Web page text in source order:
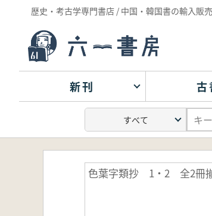
歴史・考古学専門書店 / 中国・韓国書の輸入販
新刊 古
色葉字類抄 1・2 全2冊